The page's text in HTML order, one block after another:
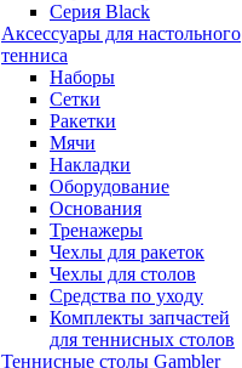
Серия Black
Аксессуары для настольного
тенниса
Наборы
Сетки
Ракетки
Мячи
Накладки
Оборудование
Основания
Тренажеры
Чехлы для ракеток
Чехлы для столов
Средства по уходу
Комплекты запчастей
для теннисных столов
Теннисные столы Gambler